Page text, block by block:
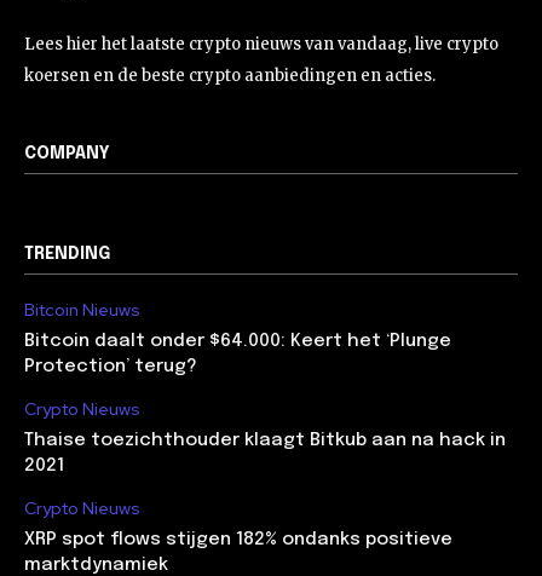
Lees hier het laatste crypto nieuws van vandaag, live crypto
koersen en de beste crypto aanbiedingen en acties.
COMPANY
TRENDING
Bitcoin Nieuws
Bitcoin daalt onder $64.000: Keert het ‘Plunge
Protection’ terug?
Crypto Nieuws
Thaise toezichthouder klaagt Bitkub aan na hack in
2021
Crypto Nieuws
XRP spot flows stijgen 182% ondanks positieve
marktdynamiek